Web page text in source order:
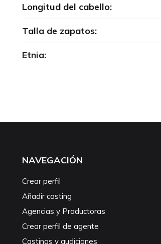
Longitud del cabello:
Talla de zapatos:
Etnia:
NAVEGACIÓN
Crear perfil
Añadir casting
Agencias y Productoras
Crear perfil de agente
Castings y audiciones